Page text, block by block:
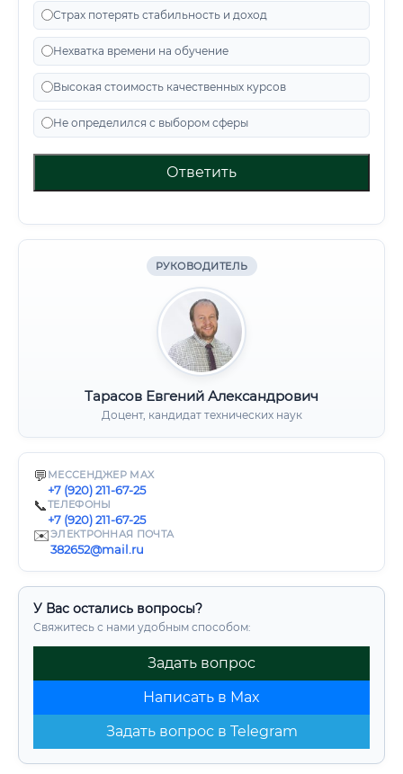
Страх потерять стабильность и доход
Нехватка времени на обучение
Высокая стоимость качественных курсов
Не определился с выбором сферы
Ответить
РУКОВОДИТЕЛЬ
Тарасов Евгений Александрович
Доцент, кандидат технических наук
💬 МЕССЕНДЖЕР MAX
+7 (920) 211-67-25
📞ТЕЛЕФОНЫ
+7 (920) 211-67-25
✉️ЭЛЕКТРОННАЯ ПОЧТА
382652@mail.ru
У Вас остались вопросы?
Свяжитесь с нами удобным способом:
Задать вопрос
Написать в Max
Задать вопрос в Telegram